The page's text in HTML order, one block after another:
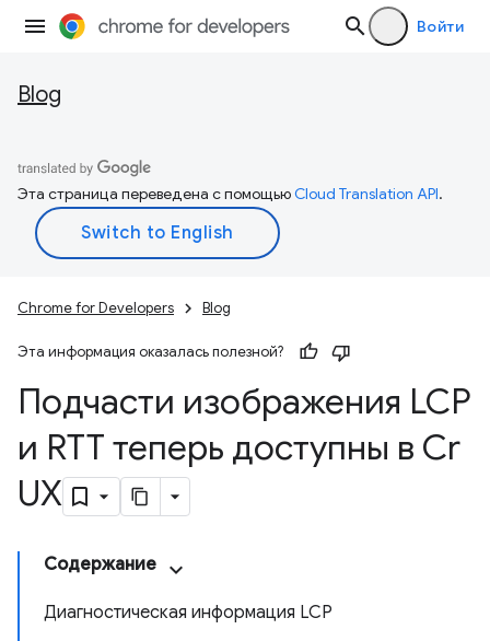
Войти
Blog
Эта страница переведена с помощьюCloud Translation API.
Chrome for Developers Blog
Эта информация оказалась полезной?
Подчасти изображения LCP
и RTT теперь доступны в Cr
UX
Содержание
Диагностическая информация LCP